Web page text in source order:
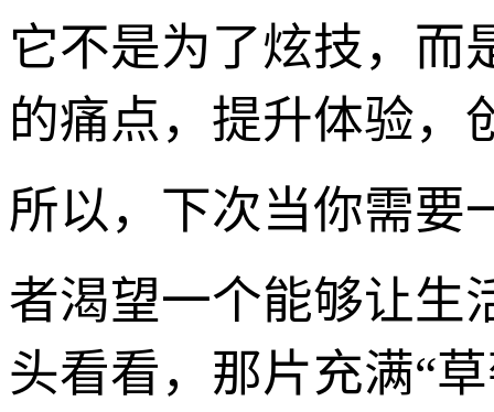
它不是为了炫技，而
的痛点，提升体验，
所以，下次当你需要
者渴望一个能够让生
头看看，那片充满“